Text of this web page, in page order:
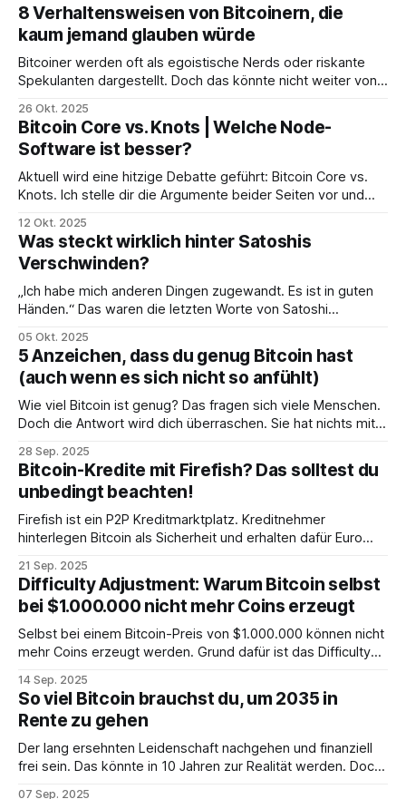
8 Verhaltensweisen von Bitcoinern, die
kaum jemand glauben würde
Bitcoiner werden oft als egoistische Nerds oder riskante
Spekulanten dargestellt. Doch das könnte nicht weiter von
wirklich verhalten. Es ist anders, als du denkst.
26 Okt. 2025
Bitcoin Core vs. Knots | Welche Node-
Software ist besser?
Aktuell wird eine hitzige Debatte geführt: Bitcoin Core vs.
Knots. Ich stelle dir die Argumente beider Seiten vor und
12 Okt. 2025
Was steckt wirklich hinter Satoshis
Verschwinden?
„Ich habe mich anderen Dingen zugewandt. Es ist in guten
Händen.“ Das waren die letzten Worte von Satoshi
Botschaft verbirgt sich dahinter?
05 Okt. 2025
5 Anzeichen, dass du genug Bitcoin hast
(auch wenn es sich nicht so anfühlt)
Wie viel Bitcoin ist genug? Das fragen sich viele Menschen.
Doch die Antwort wird dich überraschen. Sie hat nichts mit
28 Sep. 2025
Bitcoin-Kredite mit Firefish? Das solltest du
unbedingt beachten!
Firefish ist ein P2P Kreditmarktplatz. Kreditnehmer
hinterlegen Bitcoin als Sicherheit und erhalten dafür Euro
habe die Plattform umfassend getestet. Hier findest du eine
einfache Anleitung sowie mein ehrliches Review.
21 Sep. 2025
Difficulty Adjustment: Warum Bitcoin selbst
bei $1.000.000 nicht mehr Coins erzeugt
Selbst bei einem Bitcoin-Preis von $1.000.000 können nicht
mehr Coins erzeugt werden. Grund dafür ist das Difficulty
könnte.
14 Sep. 2025
So viel Bitcoin brauchst du, um 2035 in
Rente zu gehen
Der lang ersehnten Leidenschaft nachgehen und finanziell
frei sein. Das könnte in 10 Jahren zur Realität werden. Doch
07 Sep. 2025